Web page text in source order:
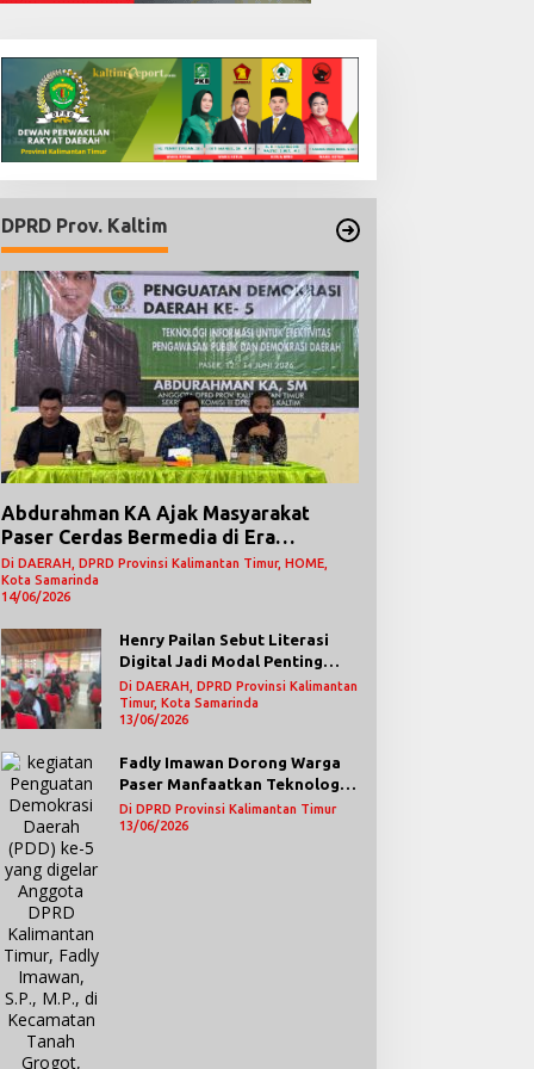
DPRD Prov. Kaltim
Abdurahman KA Ajak Masyarakat
Paser Cerdas Bermedia di Era
Demokrasi Digital
Di DAERAH, DPRD Provinsi Kalimantan Timur, HOME,
Kota Samarinda
14/06/2026
Henry Pailan Sebut Literasi
Digital Jadi Modal Penting
Wujudkan Demokrasi yang
Lebih Terbuka
Di DAERAH, DPRD Provinsi Kalimantan
Timur, Kota Samarinda
13/06/2026
Fadly Imawan Dorong Warga
Paser Manfaatkan Teknologi
Digital untuk Mengawasi
Jalannya Pemerintahan
Di DPRD Provinsi Kalimantan Timur
13/06/2026